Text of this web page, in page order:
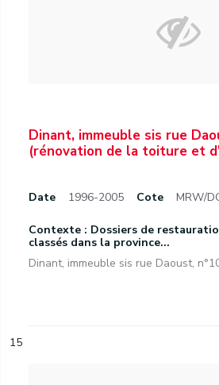
Dinant, immeuble sis rue
(rénovation de la toiture et
Date 1996-2005 Cote MRW/
Contexte : Dossiers de
classés dans la province...
Dinant, immeuble sis rue Daoust,
15